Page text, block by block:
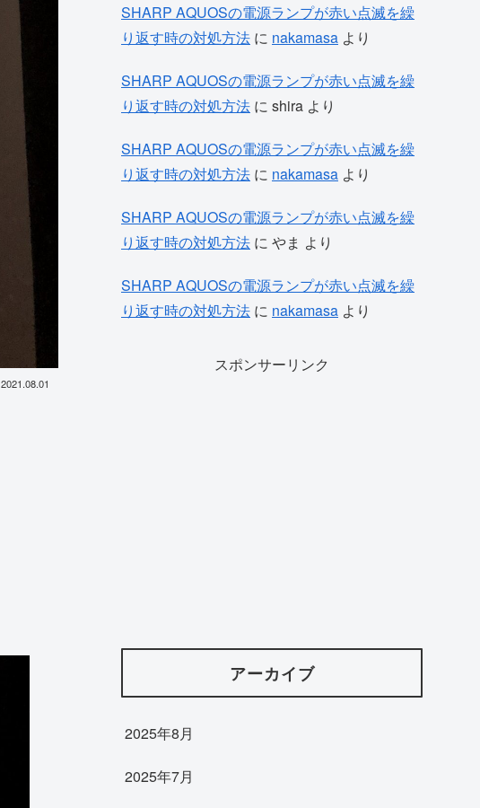
2021.08.01
SHARP AQUOSの電源ランプが赤い点滅を繰
り返す時の対処方法 に nakamasa より
SHARP AQUOSの電源ランプが赤い点滅を繰
り返す時の対処方法 に shira より
SHARP AQUOSの電源ランプが赤い点滅を繰
り返す時の対処方法 に nakamasa より
SHARP AQUOSの電源ランプが赤い点滅を繰
り返す時の対処方法 に やま より
SHARP AQUOSの電源ランプが赤い点滅を繰
り返す時の対処方法 に nakamasa より
スポンサーリンク
アーカイブ
2025年8月
2025年7月